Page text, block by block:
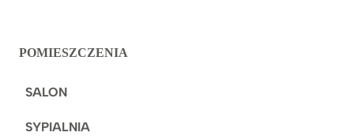
POMIESZCZENIA
SALON
SYPIALNIA